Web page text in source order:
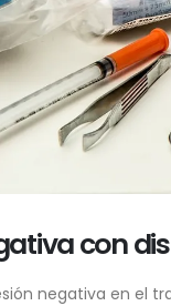
con
negativa en el